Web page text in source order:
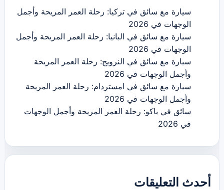
سيارة مع سائق في تركيا: رحلة العمر المريحة وأجمل
الوجهات في 2026
سيارة مع سائق في البانيا: رحلة العمر المريحة وأجمل
الوجهات في 2026
سيارة مع سائق في النرويج: رحلة العمر المريحة
وأجمل الوجهات في 2026
سيارة مع سائق في امستردام: رحلة العمر المريحة
وأجمل الوجهات في 2026
سائق في باكو: رحلة العمر المريحة وأجمل الوجهات
في 2026
أحدث التعليقات